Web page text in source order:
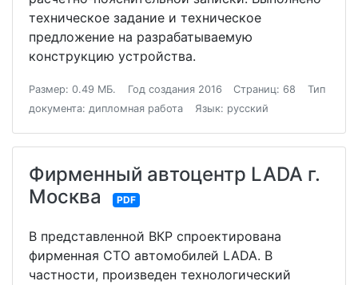
техническое задание и техническое
предложение на разрабатываемую
конструкцию устройства.
Размер: 0.49 МБ. Год создания 2016 Страниц: 68
Тип
документа: дипломная работа
Язык: русский
Фирменный автоцентр LADA г.
Москва
PDF
В представленной ВКР спроектирована
фирменная СТО автомобилей LADA. В
частности, произведен технологический